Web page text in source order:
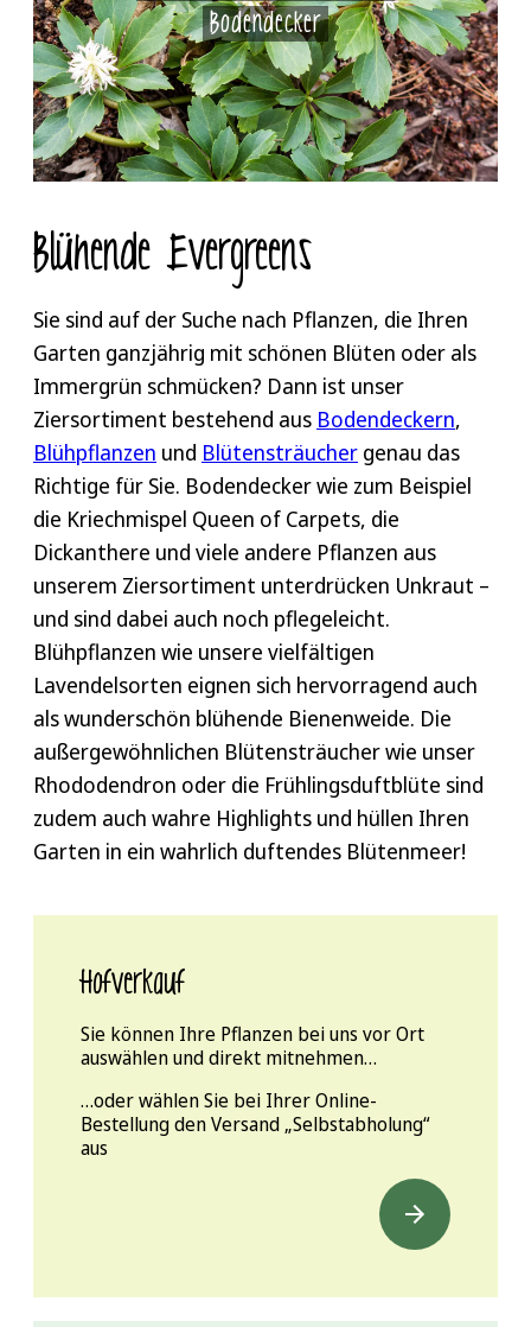
Bodendecker
Blühende Evergreens
Sie sind auf der Suche nach Pflanzen, die Ihren
Garten ganzjährig mit schönen Blüten oder als
Immergrün schmücken? Dann ist unser
Ziersortiment bestehend aus Bodendeckern,
Blühpflanzen und Blütensträucher genau das
Richtige für Sie. Bodendecker wie zum Beispiel
die Kriechmispel Queen of Carpets, die
Dickanthere und viele andere Pflanzen aus
unserem Ziersortiment unterdrücken Unkraut –
und sind dabei auch noch pflegeleicht.
Blühpflanzen wie unsere vielfältigen
Lavendelsorten eignen sich hervorragend auch
als wunderschön blühende Bienenweide. Die
außergewöhnlichen Blütensträucher wie unser
Rhododendron oder die Frühlingsduftblüte sind
zudem auch wahre Highlights und hüllen Ihren
Garten in ein wahrlich duftendes Blütenmeer!
Hofverkauf
Sie können Ihre Pflanzen bei uns vor Ort
auswählen und direkt mitnehmen…
…oder wählen Sie bei Ihrer Online-
Bestellung den Versand „Selbstabholung“
aus